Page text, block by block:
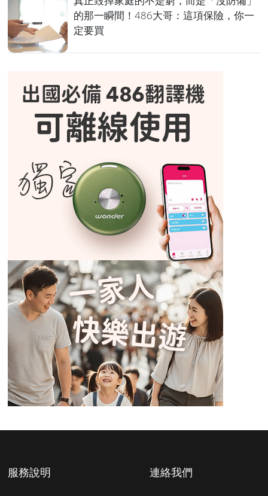
的那一瞬間！486大哥：這項保險，你一
定要買
服務說明 連絡我們